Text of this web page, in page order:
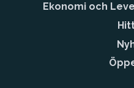
Ekonomi och